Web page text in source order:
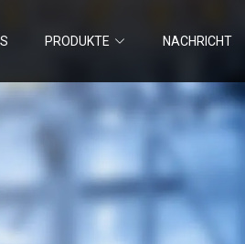
PRODUKTE NACHRICHT